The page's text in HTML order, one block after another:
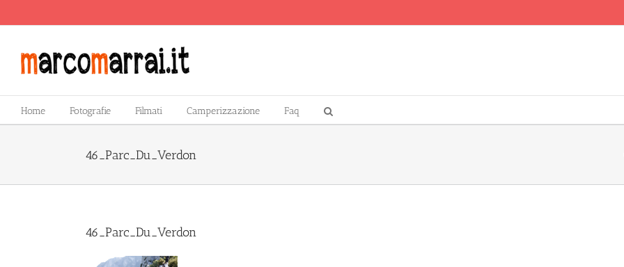
Home Fotografie Filmati Camperizzazione Faq
46_Parc_Du_Verdon
46_Parc_Du_Verdon